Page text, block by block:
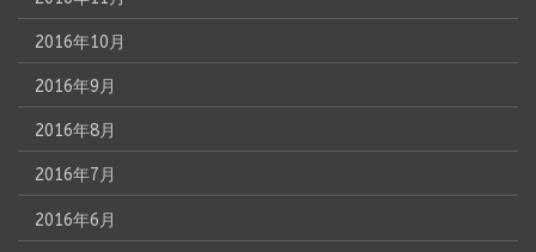
2016年10月
2016年9月
2016年8月
2016年7月
2016年6月